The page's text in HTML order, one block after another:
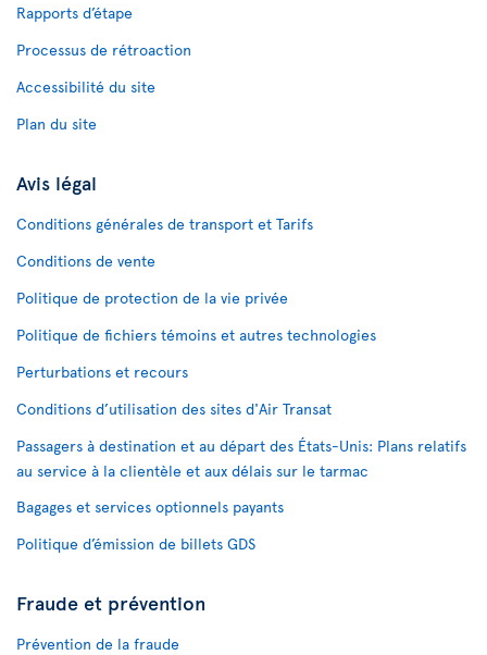
Rapports d’étape
Processus de rétroaction
Accessibilité du site
Plan du site
Avis légal
Conditions générales de transport et Tarifs
Conditions de vente
Politique de protection de la vie privée
Politique de fichiers témoins et autres technologies
Perturbations et recours
Conditions d’utilisation des sites d'Air Transat
Passagers à destination et au départ des États-Unis: Plans relatifs
au service à la clientèle et aux délais sur le tarmac
Bagages et services optionnels payants
Politique d’émission de billets GDS
Fraude et prévention
Prévention de la fraude